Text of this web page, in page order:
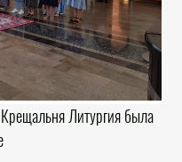
Литургия была